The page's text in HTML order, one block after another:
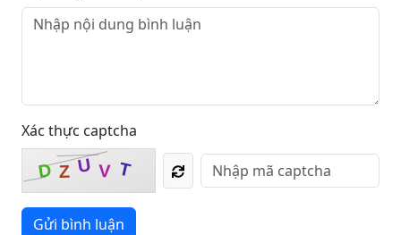
Xác thực captcha
D Z U V T
Gửi bình luận